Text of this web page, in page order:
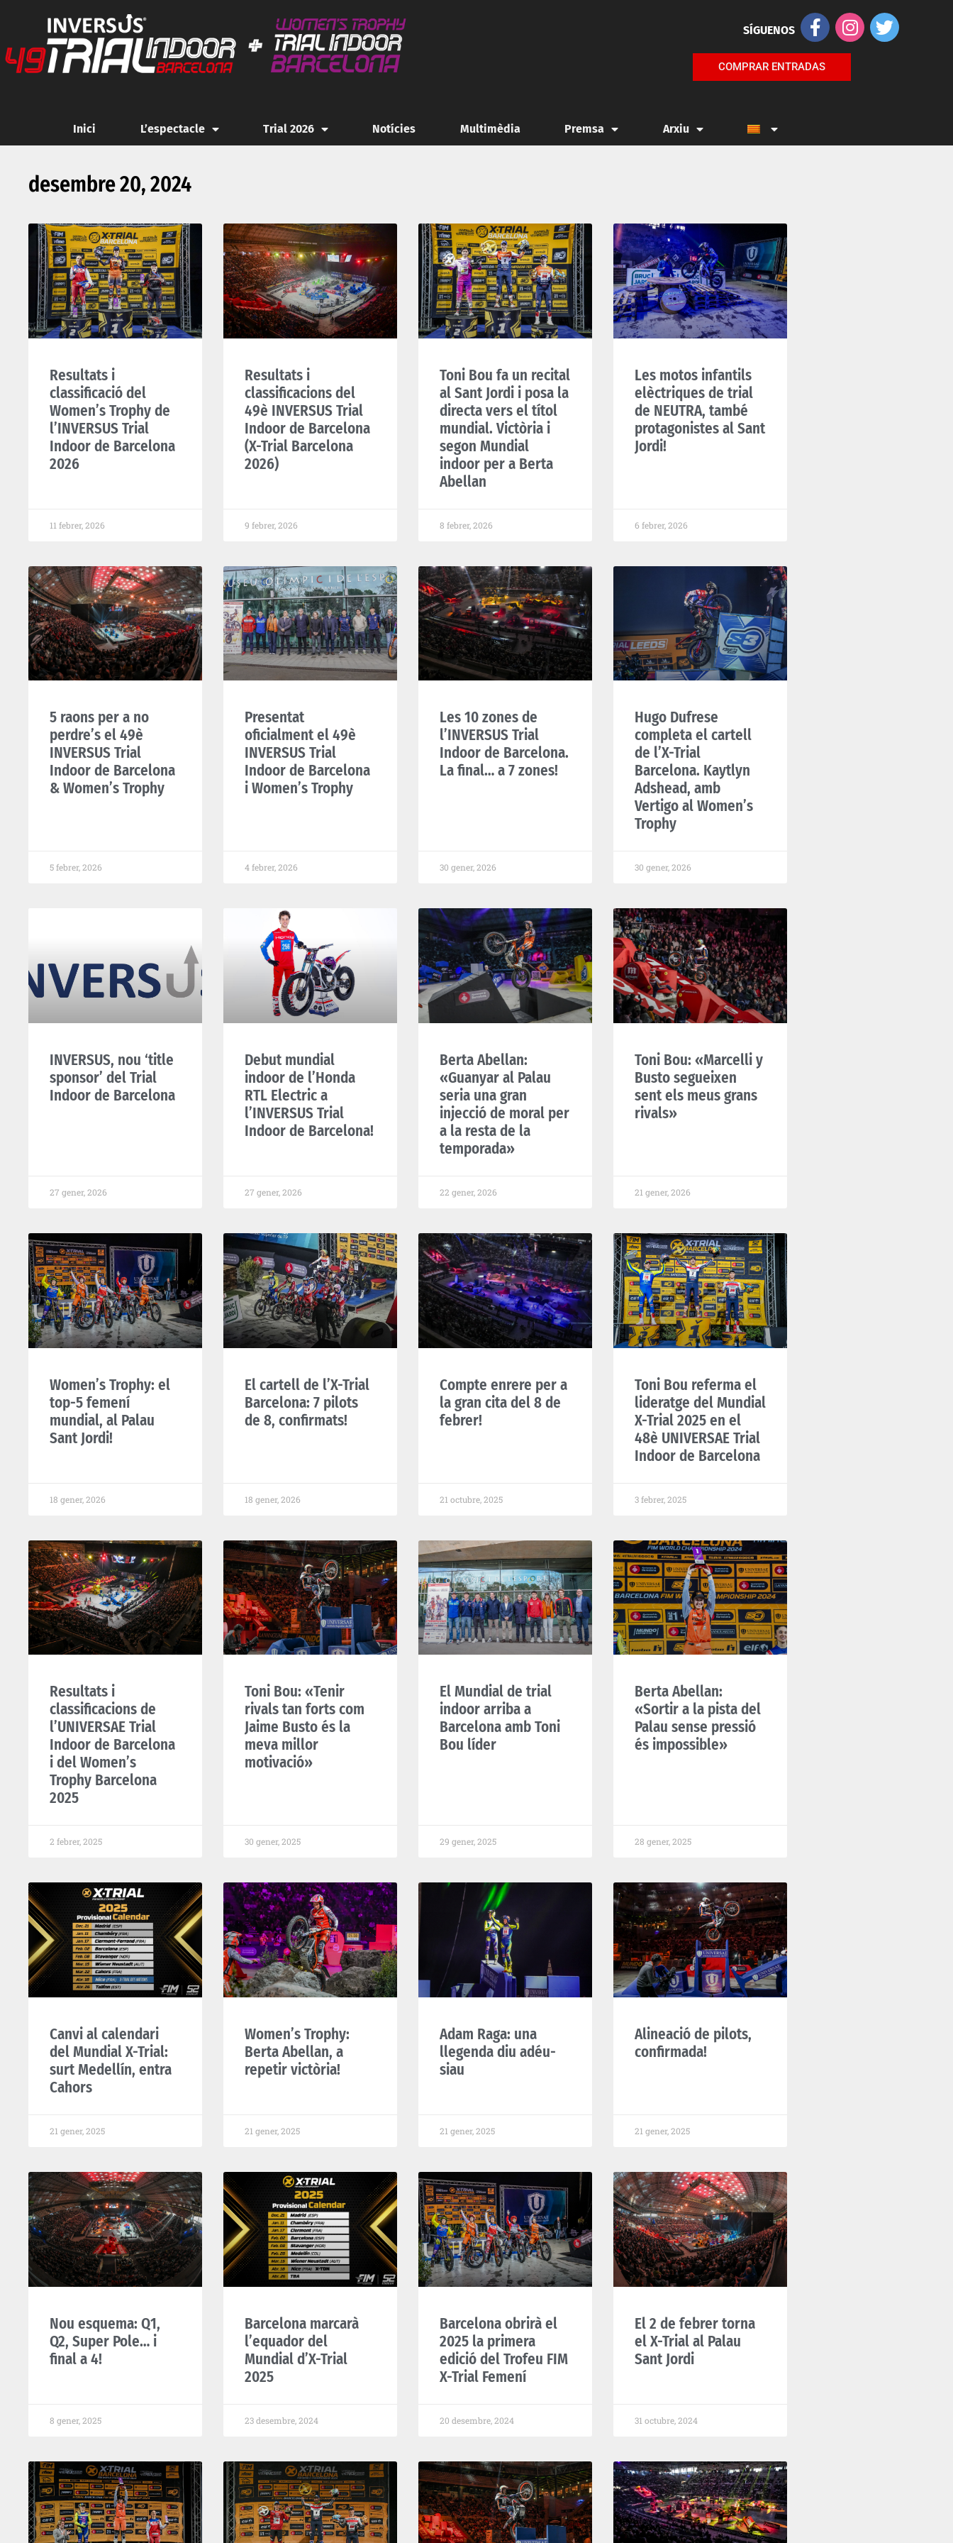
SÍGUENOS
COMPRAR ENTRADAS
Inici L’espectacle Trial 2026 Notícies Multimèdia Premsa Arxiu
desembre 20, 2024
Resultats i
classificació del
Women’s Trophy de
l’INVERSUS Trial
Indoor de Barcelona
2026
11 febrer, 2026
Resultats i
classificacions del
49è INVERSUS Trial
Indoor de Barcelona
(X-Trial Barcelona
2026)
9 febrer, 2026
Toni Bou fa un recital
al Sant Jordi i posa la
directa vers el títol
mundial. Victòria i
segon Mundial
indoor per a Berta
Abellan
8 febrer, 2026
Les motos infantils
elèctriques de trial
de NEUTRA, també
protagonistes al Sant
Jordi!
6 febrer, 2026
5 raons per a no
perdre’s el 49è
INVERSUS Trial
Indoor de Barcelona
& Women’s Trophy
5 febrer, 2026
Presentat
oficialment el 49è
INVERSUS Trial
Indoor de Barcelona
i Women’s Trophy
4 febrer, 2026
Les 10 zones de
l’INVERSUS Trial
Indoor de Barcelona.
La final… a 7 zones!
30 gener, 2026
Hugo Dufrese
completa el cartell
de l’X-Trial
Barcelona. Kaytlyn
Adshead, amb
Vertigo al Women’s
Trophy
30 gener, 2026
INVERSUS, nou ‘title
sponsor’ del Trial
Indoor de Barcelona
27 gener, 2026
Debut mundial
indoor de l’Honda
RTL Electric a
l’INVERSUS Trial
Indoor de Barcelona!
27 gener, 2026
Berta Abellan:
«Guanyar al Palau
seria una gran
injecció de moral per
a la resta de la
temporada»
22 gener, 2026
Toni Bou: «Marcelli y
Busto segueixen
sent els meus grans
rivals»
21 gener, 2026
Women’s Trophy: el
top-5 femení
mundial, al Palau
Sant Jordi!
18 gener, 2026
El cartell de l’X-Trial
Barcelona: 7 pilots
de 8, confirmats!
18 gener, 2026
Compte enrere per a
la gran cita del 8 de
febrer!
21 octubre, 2025
Toni Bou referma el
lideratge del Mundial
X-Trial 2025 en el
48è UNIVERSAE Trial
Indoor de Barcelona
3 febrer, 2025
Resultats i
classificacions de
l’UNIVERSAE Trial
Indoor de Barcelona
i del Women’s
Trophy Barcelona
2025
2 febrer, 2025
Toni Bou: «Tenir
rivals tan forts com
Jaime Busto és la
meva millor
motivació»
30 gener, 2025
El Mundial de trial
indoor arriba a
Barcelona amb Toni
Bou líder
29 gener, 2025
Berta Abellan:
«Sortir a la pista del
Palau sense pressió
és impossible»
28 gener, 2025
Canvi al calendari
del Mundial X-Trial:
surt Medellín, entra
Cahors
21 gener, 2025
Women’s Trophy:
Berta Abellan, a
repetir victòria!
21 gener, 2025
Adam Raga: una
llegenda diu adéu-
siau
21 gener, 2025
Alineació de pilots,
confirmada!
21 gener, 2025
Nou esquema: Q1,
Q2, Super Pole… i
final a 4!
8 gener, 2025
Barcelona marcarà
l’equador del
Mundial d’X-Trial
2025
23 desembre, 2024
Barcelona obrirà el
2025 la primera
edició del Trofeu FIM
X-Trial Femení
20 desembre, 2024
El 2 de febrer torna
el X-Trial al Palau
Sant Jordi
31 octubre, 2024